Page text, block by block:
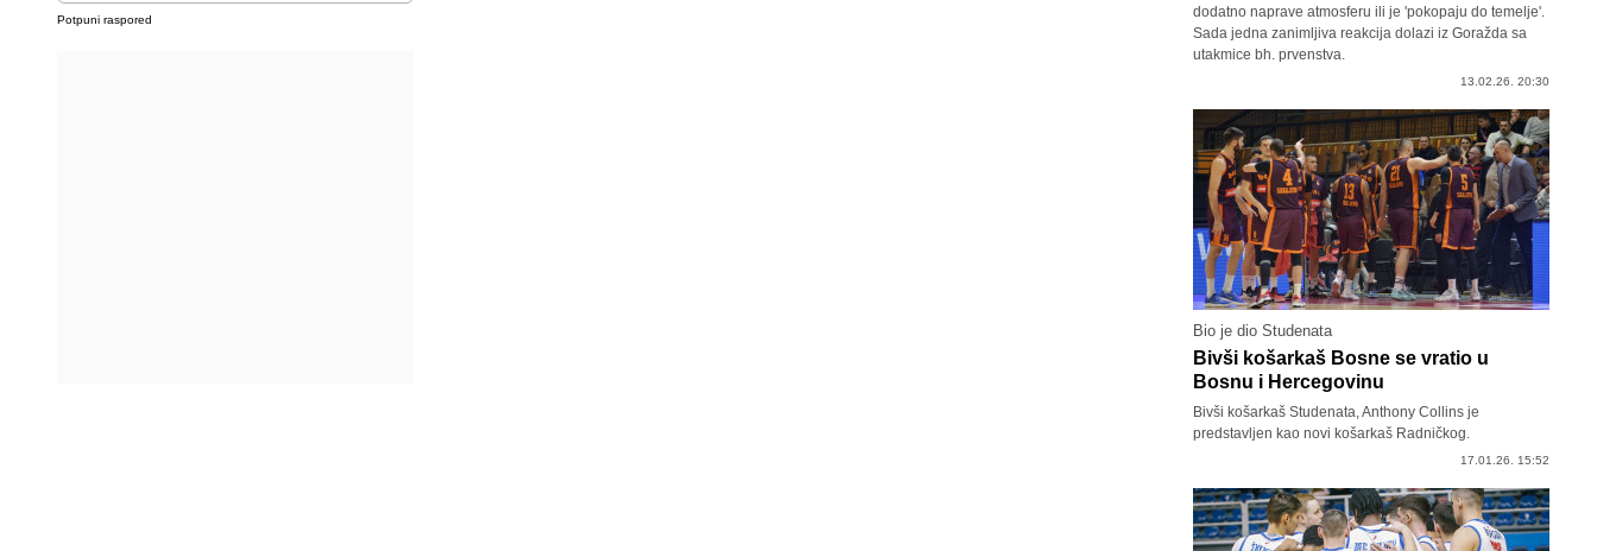
Potpuni raspored
dodatno naprave atmosferu ili je 'pokopaju do temelje'.
Sada jedna zanimljiva reakcija dolazi iz Goražda sa
utakmice bh. prvenstva.
13.02.26. 20:30
Bio je dio Studenata
Bivši košarkaš Bosne se vratio u
Bosnu i Hercegovinu
Bivši košarkaš Studenata, Anthony Collins je
predstavljen kao novi košarkaš Radničkog.
17.01.26. 15:52